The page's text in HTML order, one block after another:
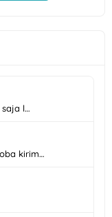
saja l…
kirim…